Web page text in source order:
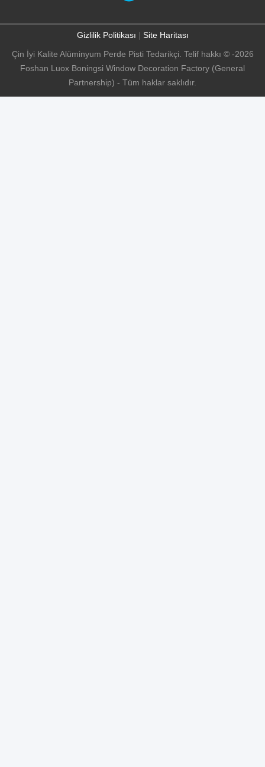
Gizlilik Politikası | Site Haritası
Çin İyi Kalite Alüminyum Perde Pisti Tedarikçi. Telif hakkı © -2026
Foshan Luox Boningsi Window Decoration Factory (General
Partnership) - Tüm haklar saklıdır.